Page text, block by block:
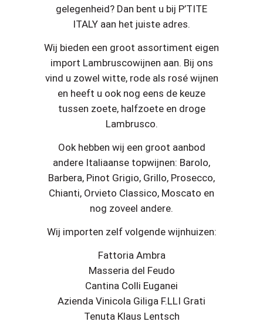
gelegenheid? Dan bent u bij P’TITE
ITALY aan het juiste adres.
Wij bieden een groot assortiment eigen
import Lambruscowijnen aan. Bij ons
vind u zowel witte, rode als rosé wijnen
en heeft u ook nog eens de keuze
tussen zoete, halfzoete en droge
Lambrusco.
Ook hebben wij een groot aanbod
andere Italiaanse topwijnen: Barolo,
Barbera, Pinot Grigio, Grillo, Prosecco,
Chianti, Orvieto Classico, Moscato en
nog zoveel andere.
Wij importen zelf volgende wijnhuizen:
Fattoria Ambra
Masseria del Feudo
Cantina Colli Euganei
Azienda Vinicola Giliga F.LLI Grati
Tenuta Klaus Lentsch